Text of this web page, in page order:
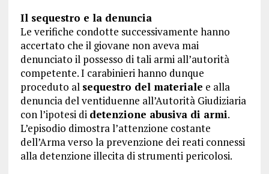
Il sequestro e la denuncia
Le verifiche condotte successivamente hanno
accertato che il giovane non aveva mai
denunciato il possesso di tali armi all’autorità
competente. I carabinieri hanno dunque
proceduto al sequestro del materiale e alla
denuncia del ventiduenne all’Autorità Giudiziaria
con l’ipotesi di detenzione abusiva di armi.
L’episodio dimostra l’attenzione costante
dell’Arma verso la prevenzione dei reati connessi
alla detenzione illecita di strumenti pericolosi.